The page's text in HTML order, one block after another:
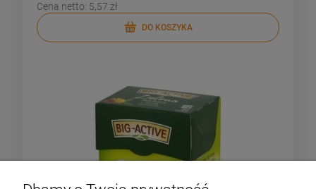
Cena netto: 5,57 zł
DO KOSZYKA